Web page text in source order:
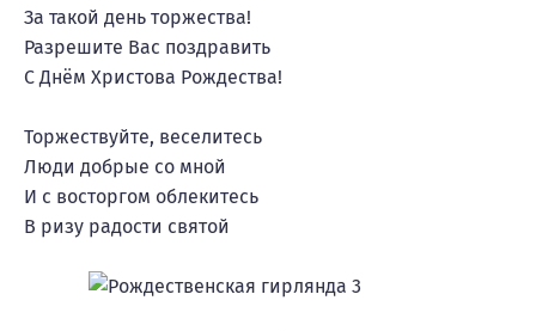
За такой день торжества!
Разрешите Вас поздравить
С Днём Христова Рождества!
Торжествуйте, веселитесь
Люди добрые со мной
И с восторгом облекитесь
В ризу радости святой